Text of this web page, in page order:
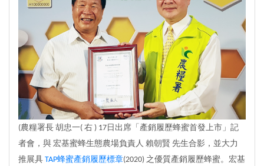
(農糧署長 胡忠一( 右 ) 17日出席「產銷履歷蜂蜜首發上市」記
者會，與 宏基蜜蜂生態農場負責人 賴朝賢 先生合影，並大力
推展具 TAP蜂蜜產銷履歷標章(2020) 之優質產銷履歷蜂蜜。宏基